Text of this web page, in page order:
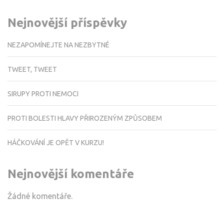
Nejnovější příspěvky
NEZAPOMÍNEJTE NA NEZBYTNÉ
TWEET, TWEET
SIRUPY PROTI NEMOCI
PROTI BOLESTI HLAVY PŘIROZENÝM ZPŮSOBEM
HÁČKOVÁNÍ JE OPĚT V KURZU!
Nejnovější komentáře
Žádné komentáře.